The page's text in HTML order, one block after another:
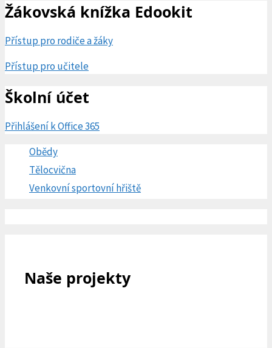
Žákovská knížka Edookit
Přístup pro rodiče a žáky
Přístup pro učitele
Školní účet
Přihlášení k Office 365
Obědy
Tělocvična
Venkovní sportovní hřiště
Naše projekty